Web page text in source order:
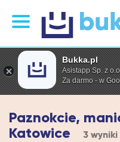
Paznokcie,
Katowice
3 wyniki
Bukka.pl
Asistapp Sp. z
Za darmo - w